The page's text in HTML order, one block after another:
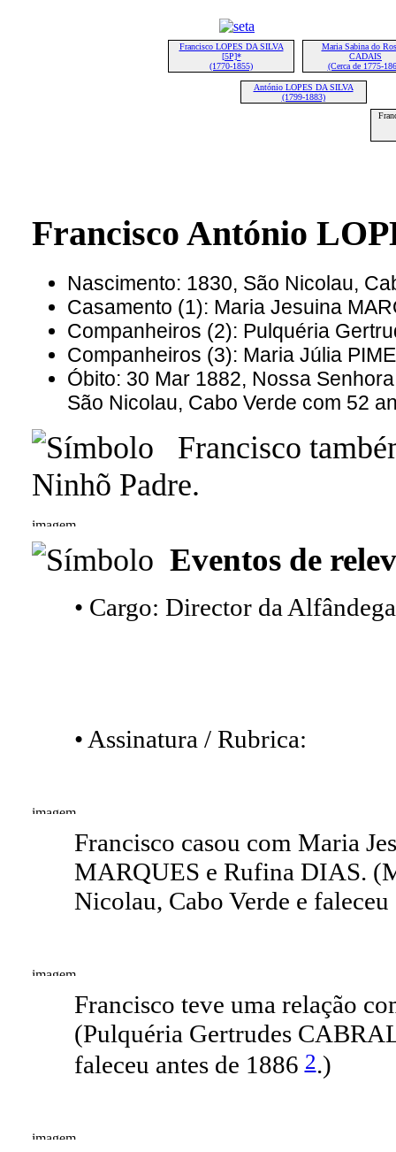
Francisco LOPES DA SILVA
[5P]*
(1770-1855)
Maria Sabina do
CADAIS
(Cerca de 1775-
António LOPES DA SILVA
(1799-1883)
Francisco António
Nascimento: 1830, São Nicolau,
Casamento (1): Maria Jesuina
Companheiros (2): Pulquéria
Companheiros (3): Maria Júlia
Óbito: 30 Mar 1882, Nossa
São Nicolau, Cabo Verde com 52
Francisco
Ninhõ Padre.
Eventos de
• Cargo: Director da
• Assinatura / Rubrica:
Francisco casou com Maria
MARQUES e Rufina DIAS.
Nicolau, Cabo Verde e faleceu
Francisco teve uma relação
(Pulquéria Gertrudes
faleceu antes de 18862.)